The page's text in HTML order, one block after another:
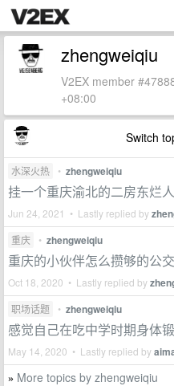
zhengweiqiu
V2EX member
+08:00
Switch
水深火热 • zhengweiqiu
挂一个重庆渝北的二房东烂人
Jun 24, 2021 • Lastly replied by
重庆 • zhengweiqiu
重庆的小伙伴怎么攒够的公
Oct 18, 2020 • Lastly replied by
职场话题 • zhengweiqiu
感觉自己在吃中学时期身体
May 14, 2020 • Lastly replied by
» More topics by zhengweiqiu